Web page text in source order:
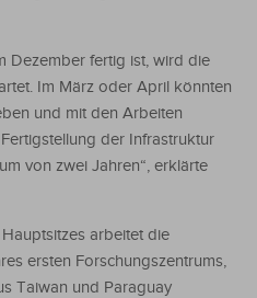
Dezember fertig ist, wird die
Im März oder April könnten
und mit den Arbeiten
der Infrastruktur
von zwei Jahren“, erklärte
arbeitet die
ersten Forschungszentrums,
Taiwan und Paraguay